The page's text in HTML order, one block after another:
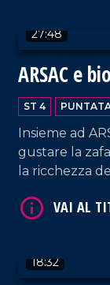
27:48
ARSAC e
Tortora
ST 4
Insieme ad
gustare la
la ricchezza
18:32
VAI AL TITOLO
VAI AL TITOLO